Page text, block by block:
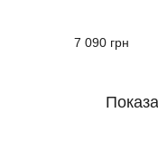
7 090 грн